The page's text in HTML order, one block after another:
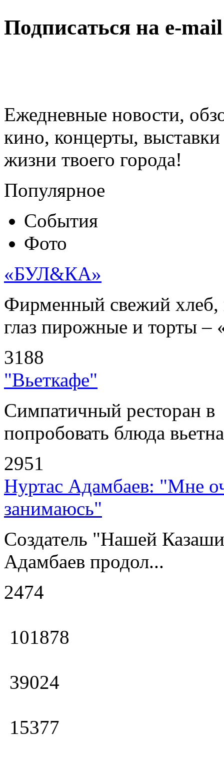
Подписаться на e-
Ежедневные новости,
кино, концерты,
жизни твоего города!
Популярное
События
Фото
«БУЛ&КА»
Фирменный свежий хлеб,
глаз пирожные и торты
3188
"Вьеткафе"
Симпатичный ресторан
попробовать блюда
2951
Нуртас Адамбаев: "Мне
занимаюсь"
Создатель "Нашей
Адамбаев продол...
2474
101878
39024
15377